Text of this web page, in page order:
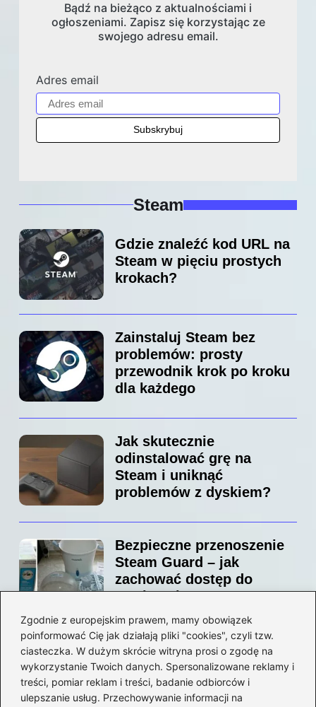
Zgodnie z europejskim prawem, mamy obowiązek
poinformować Cię jak działają pliki "cookies", czyli tzw.
ciasteczka. W dużym skrócie witryna prosi o zgodę na
wykorzystanie Twoich danych. Spersonalizowane reklamy i
treści, pomiar reklam i treści, badanie odbiorców i
ulepszanie usług. Przechowywanie informacji na
Bądź na bieżąco z aktualnościami i
ogłoszeniami. Zapisz się korzystając ze
swojego adresu email.
Adres email
Steam
Gdzie znaleźć kod URL na
Steam w pięciu prostych
krokach?
Zainstaluj Steam bez
problemów: prosty
przewodnik krok po kroku
dla każdego
Jak skutecznie
odinstalować grę na
Steam i uniknąć
problemów z dyskiem?
Bezpieczne przenoszenie
Steam Guard – jak
zachować dostęp do
swojego konta?
Jak bez stresu zmienić
adres email na Steam –
prosty przewodnik krok po
kroku